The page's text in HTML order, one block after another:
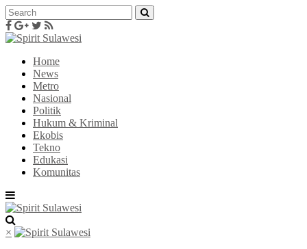
Home
News
Metro
Nasional
Politik
Hukum & Kriminal
Ekobis
Tekno
Edukasi
Komunitas
×